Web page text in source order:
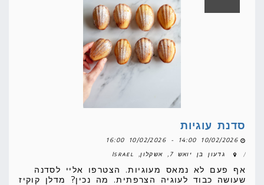
סדנת עוגיות
10/02/2026 14:00 - 10/02/2026 16:00
גדעון בן יואש 7, אשקלון, Israel
אף פעם לא נמאס מעוגיות. הצטרפו אליי לסדנה
שעושה כבוד לעוגיה הצרפתית. מה נכין? מדלן קוקיז